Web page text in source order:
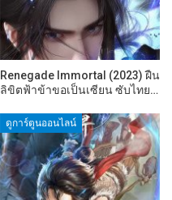
Renegade Immortal (2023) ฝืน
ลิขิตฟ้าข้าขอเป็นเซียน ซับไทย…
ดูการ์ตูนออนไลน์